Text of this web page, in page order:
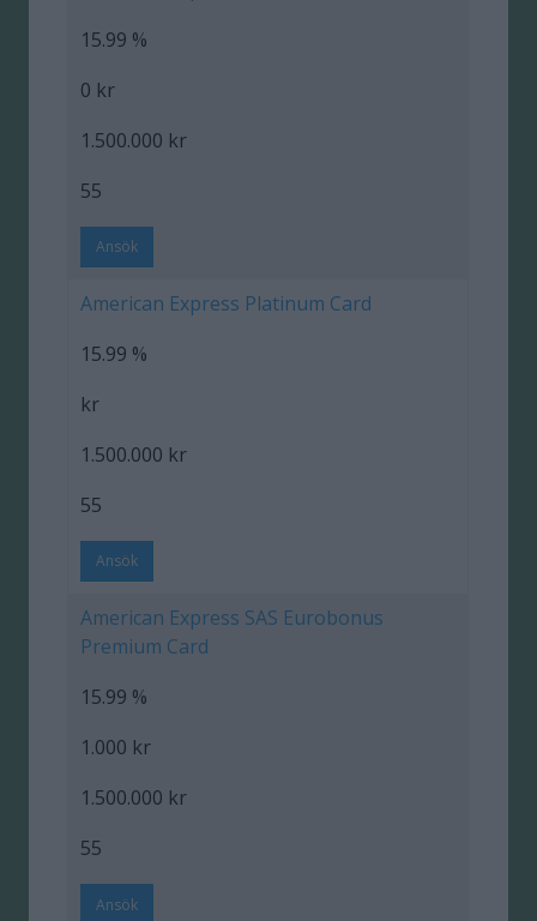
15.99 %
0 kr
1.500.000 kr
55
Ansök
American Express Platinum Card
15.99 %
kr
1.500.000 kr
55
Ansök
American Express SAS Eurobonus
Premium Card
15.99 %
1.000 kr
1.500.000 kr
55
Ansök